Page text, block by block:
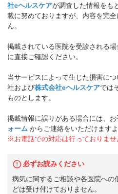
社eヘルスケアが調査した情報をも
載に努めておりますが、内容を完
ん。
掲載されている医院を受診される
に直接ご確認ください。
当サービスによって生じた損害に
社および株式会社eヘルスケアでは
ものとします。
掲載情報に誤りがある場合には、お
ォーム からご連絡をいただけます
※お電話での対応は行っておりませ
必ずお読みください
病気に関するご相談や各医院への
どは受け付けておりません。